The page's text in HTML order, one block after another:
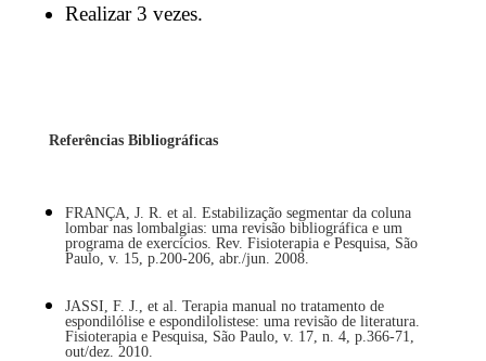
Realizar 3 vezes.
Referências Bibliográficas
FRANÇA, J. R. et al. Estabilização segmentar da coluna
lombar nas lombalgias: uma revisão bibliográfica e um
programa de exercícios. Rev. Fisioterapia e Pesquisa, São
Paulo, v. 15, p.200-206, abr./jun. 2008.
JASSI, F. J., et al. Terapia manual no tratamento de
espondilólise e espondilolistese: uma revisão de literatura.
Fisioterapia e Pesquisa, São Paulo, v. 17, n. 4, p.366-71,
out/dez. 2010.